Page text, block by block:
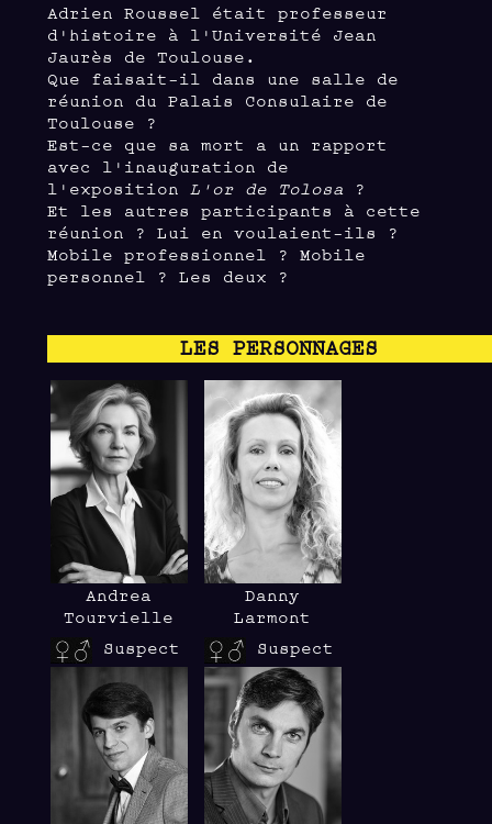
Adrien Roussel était professeur
d'histoire à l'Université Jean
Jaurès de Toulouse.
Que faisait-il dans une salle de
réunion du Palais Consulaire de
Toulouse ?
Est-ce que sa mort a un rapport
avec l'inauguration de
l'exposition L'or de Tolosa ?
Et les autres participants à cette
réunion ? Lui en voulaient-ils ?
Mobile professionnel ? Mobile
personnel ? Les deux ?
LES PERSONNAGES
Andrea
Tourvielle
Suspect
Danny
Larmont
Suspect